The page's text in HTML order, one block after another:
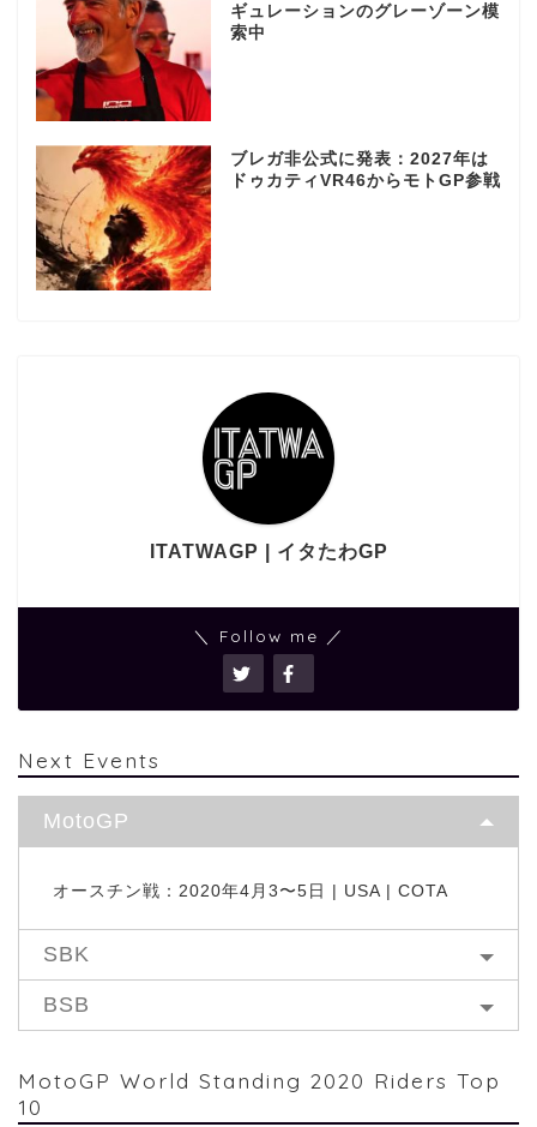
ギュレーションのグレーゾーン模
索中
ブレガ非公式に発表：2027年は
ドゥカティVR46からモトGP参戦
ITATWAGP | イタたわGP
＼ Follow me ／
Next Events
MotoGP
オースチン戦：2020年4月3〜5日 | USA | COTA
SBK
BSB
MotoGP World Standing 2020 Riders Top
10